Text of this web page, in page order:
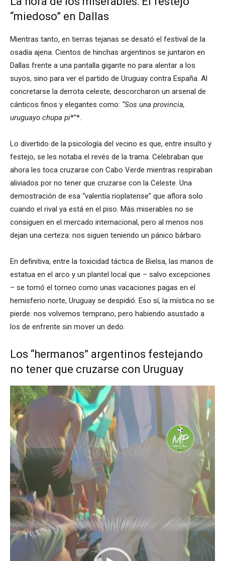
“miedoso” en Dallas
Mientras tanto, en tierras tejanas se desató el festival de la
osadía ajena. Cientos de hinchas argentinos se juntaron en
Dallas frente a una pantalla gigante no para alentar a los
suyos, sino para ver el partido de Uruguay contra España. Al
concretarse la derrota celeste, descorcharon un arsenal de
cánticos finos y elegantes como: “Sos una provincia,
uruguayo chupa pi*”*.
Lo divertido de la psicología del vecino es que, entre insulto y
festejo, se les notaba el revés de la trama. Celebraban que
ahora les toca cruzarse con Cabo Verde mientras respiraban
aliviados por no tener que cruzarse con la Celeste. Una
demostración de esa “valentía rioplatense” que aflora solo
cuando el rival ya está en el piso. Más miserables no se
consiguen en el mercado internacional, pero al menos nos
dejan una certeza: nos siguen teniendo un pánico bárbaro.
En definitiva, entre la toxicidad táctica de Bielsa, las manos de
estatua en el arco y un plantel local que – salvo excepciones
– se tomó el torneo como unas vacaciones pagas en el
hemisferio norte, Uruguay se despidió. Eso sí, la mística no se
pierde: nos volvemos temprano, pero habiendo asustado a
los de enfrente sin mover un dedo.
Los “hermanos” argentinos festejando
no tener que cruzarse con Uruguay
Reproductor
de
vídeo